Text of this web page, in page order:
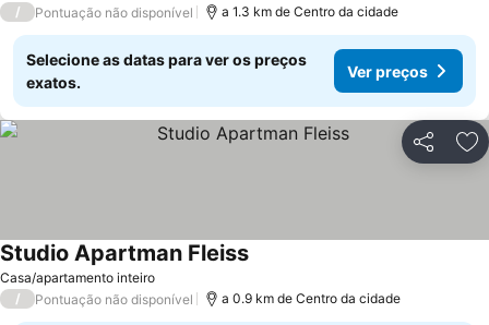
/ Pontuação não disponível a 1.3 km de Centro da cidade
Selecione as datas para ver os preços
exatos.
Ver preços
Partilhar
Casa/apartamento inteiro
Studio Apartman FleissVer preços
/ Pontuação não disponível a 0.9 km de Centro da cidade